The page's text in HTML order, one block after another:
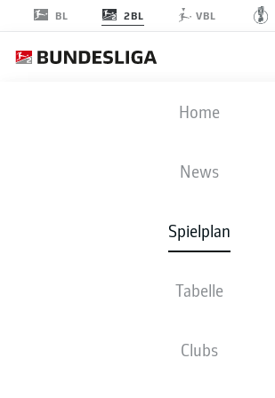
BL 2BL VBL
Home
News
Spielplan
Tabelle
Clubs
KSC
AUFSTELLUNGEN
Fr., 12.03.2027 - So.,